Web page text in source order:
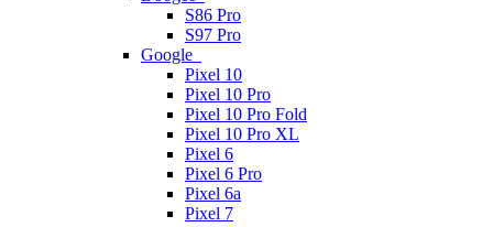
S86 Pro
S97 Pro
Google
Pixel 10
Pixel 10 Pro
Pixel 10 Pro Fold
Pixel 10 Pro XL
Pixel 6
Pixel 6 Pro
Pixel 6a
Pixel 7